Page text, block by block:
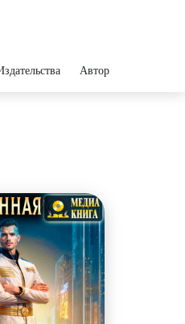
Авторы